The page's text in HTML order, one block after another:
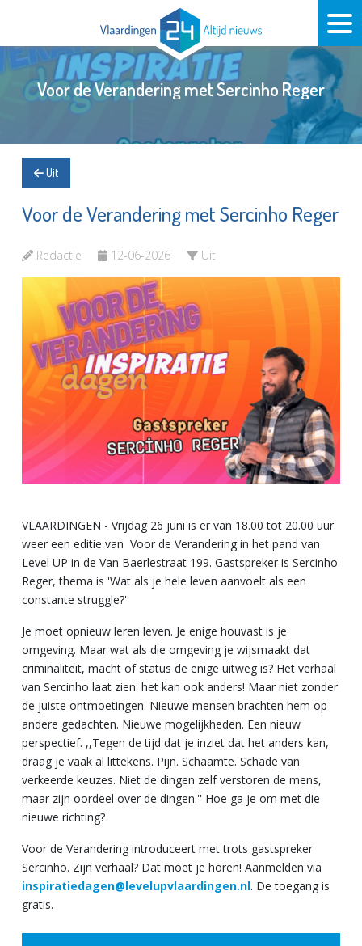
Voor de Verandering met Sercinho Reger
Uit
Voor de Verandering met Sercinho Reger
Redactie 12-06-2026 Uit
VLAARDINGEN - Vrijdag 26 juni is er van 18.00 tot 20.00 uur
weer een editie van Voor de Verandering in het pand van
Level UP in de Van Baerlestraat 199. Gastspreker is Sercinho
Reger, thema is 'Wat als je hele leven aanvoelt als een
constante struggle?'
Je moet opnieuw leren leven. Je enige houvast is je
omgeving. Maar wat als die omgeving je wijsmaakt dat
criminaliteit, macht of status de enige uitweg is? Het verhaal
van Sercinho laat zien: het kan ook anders! Maar niet zonder
de juiste ontmoetingen. Nieuwe mensen brachten hem op
andere gedachten. Nieuwe mogelijkheden. Een nieuw
perspectief. ,,Tegen de tijd dat je inziet dat het anders kan,
draag je vaak al littekens. Pijn. Schaamte. Schade van
verkeerde keuzes. Niet de dingen zelf verstoren de mens,
maar zijn oordeel over de dingen.'' Hoe ga je om met die
nieuwe richting?
Voor de Verandering introduceert met trots gastspreker
Sercinho. Zijn verhaal? Dat moet je horen! Aanmelden via
inspiratiedagen@levelupvlaardingen.nl. De toegang is
gratis.